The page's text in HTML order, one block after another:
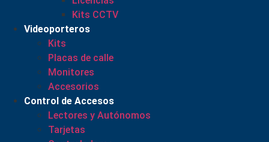
Kits CCTV
Videoporteros
Kits
Placas de calle
Monitores
Accesorios
Control de Accesos
Lectores y Autónomos
Tarjetas